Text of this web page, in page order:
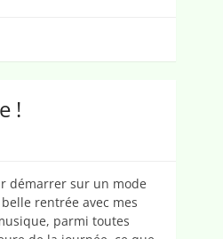
!
démarrer sur un mode
rentrée avec mes
parmi toutes